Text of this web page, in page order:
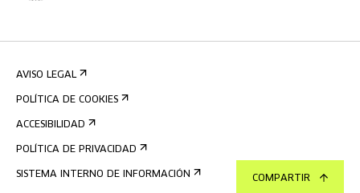
COMPARTIR
AVISO LEGAL
POLÍTICA DE COOKIES
ACCESIBILIDAD
POLÍTICA DE PRIVACIDAD
SISTEMA INTERNO DE INFORMACIÓN